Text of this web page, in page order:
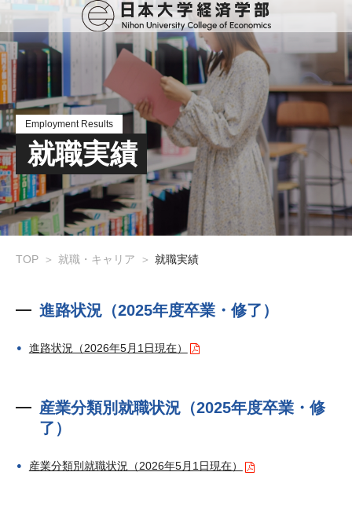
Employment Results
就職実績
TOP 就職・キャリア 就職実績
進路状況（2025年度卒業・修了）
進路状況（2026年5月1日現在）
産業分類別就職状況（2025年度卒業・修
了）
産業分類別就職状況（2026年5月1日現在）